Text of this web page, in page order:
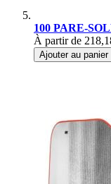
100 PARE-
À partir de
Ajouter au panier